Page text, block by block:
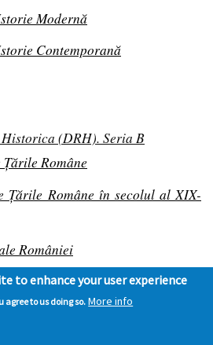
Modernă
Contemporană
(DRH). Seria B
Române
Țările Române în secolul al XIX-
României
to enhance your user experience
agree to us doing so. More info